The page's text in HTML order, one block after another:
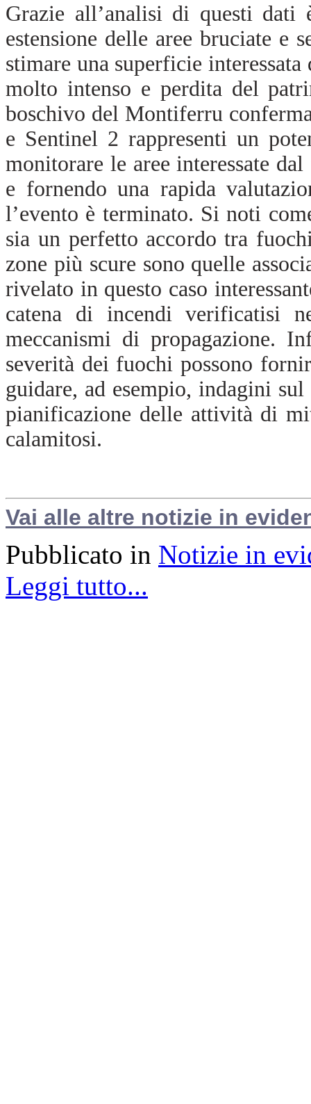
Grazie all’analisi di questi dati
estensione delle aree bruciate
stimare una superficie
molto intenso e perdita del
boschivo del Montiferru
e Sentinel 2 rappresenti un
monitorare le aree interessate
e fornendo una rapida
l’evento è terminato. Si noti
sia un perfetto accordo tra
zone più scure sono quelle
rivelato in questo caso
catena di incendi verificatisi
meccanismi di propagazione.
severità dei fuochi possono
guidare, ad esempio, indagini
pianificazione delle attività di
calamitosi.
Vai alle altre notizie in
Pubblicato in Notizie in
Leggi tutto...